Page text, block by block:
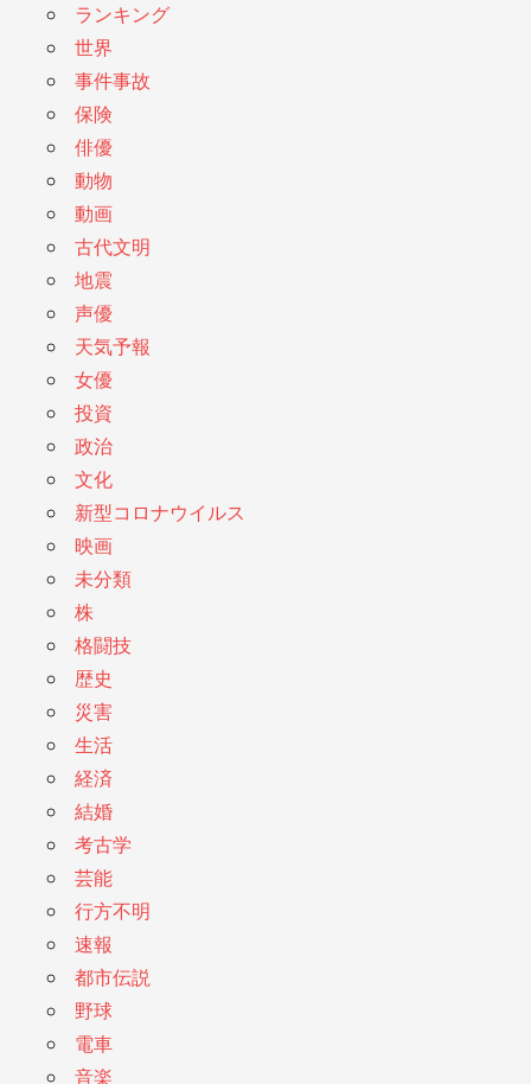
ランキング
世界
事件事故
保険
俳優
動物
動画
古代文明
地震
声優
天気予報
女優
投資
政治
文化
新型コロナウイルス
映画
未分類
株
格闘技
歴史
災害
生活
経済
結婚
考古学
芸能
行方不明
速報
都市伝説
野球
電車
音楽